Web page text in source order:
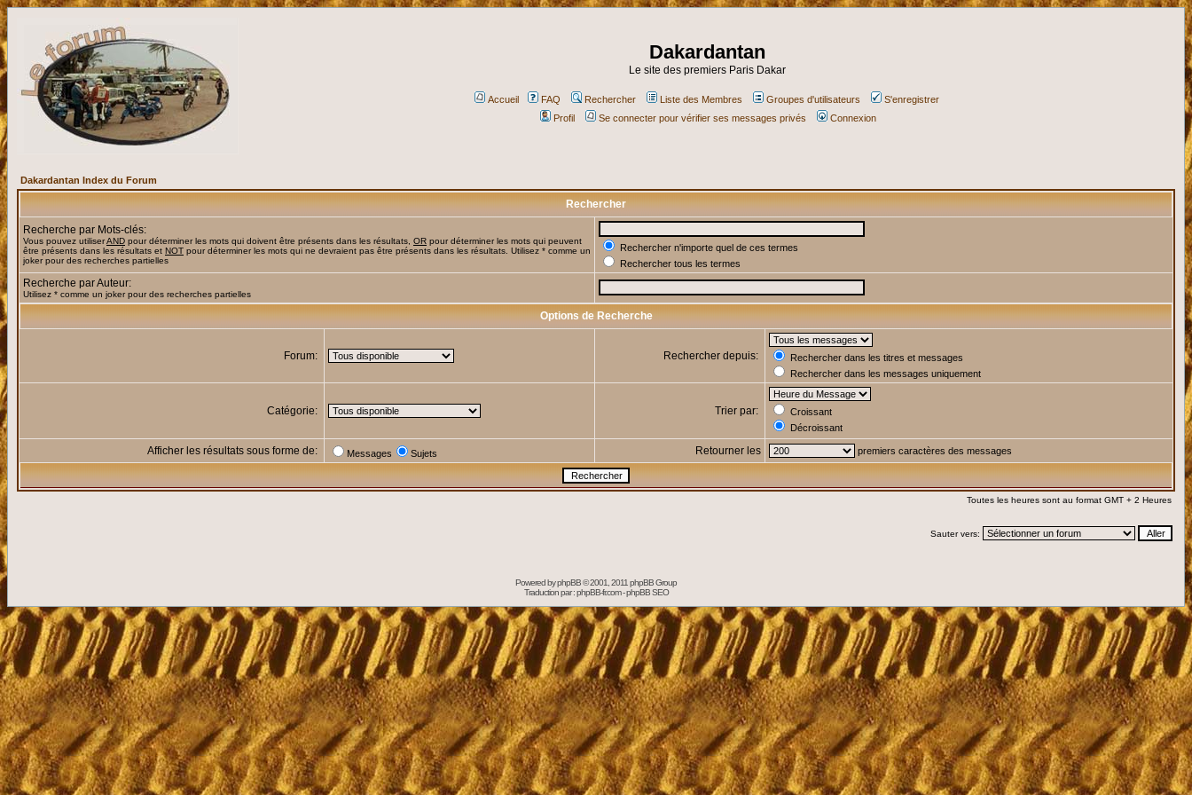
Dakardantan
Le site des premiers Paris Dakar
Accueil FAQ Rechercher Liste des Membres Groupes d'utilisateurs
S'enregistrer
Profil
Se connecter pour vérifier ses messages privés Connexion
Dakardantan Index du Forum
Rechercher
Recherche par Mots-clés:
Vous pouvez utiliserAND pour déterminer les mots qui doivent être présents dans les résultats, OR pour déterminer les mots qui peuvent
être présents dans les résultats et NOT pour déterminer les mots qui ne devraient pas être présents dans les résultats. Utilisez * comme un
joker pour des recherches partielles
Rechercher n'importe quel de ces termes
Rechercher tous les termes
Recherche par Auteur:
Utilisez * comme un joker pour des recherches partielles
Options de Recherche
Forum: Rechercher depuis:
Rechercher dans les titres et messages
Rechercher dans les messages uniquement
Catégorie: Trier par:
Croissant
Décroissant
Afficher les résultats sous forme de: Messages Sujets Retourner les premiers caractères des messages
Toutes les heures sont au format GMT + 2 Heures
Sauter vers:
Powered byphpBB© 2001, 2011 phpBB Group
Traduction par :phpBB-fr.com-phpBB SEO